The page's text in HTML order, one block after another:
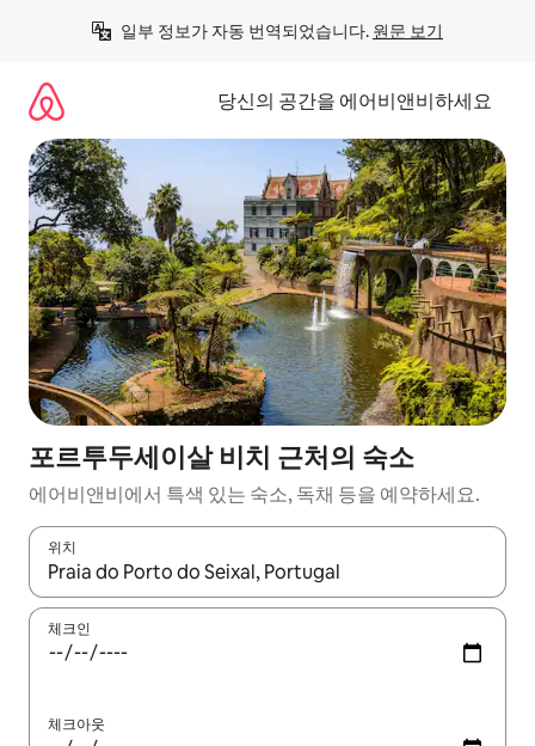
일부 정보가 자동 번역되었습니다. 원문 보기
당신의 공간을 에어비앤비하세요
포르투두세이살 비치 근처의 숙소
에어비앤비에서 특색 있는 숙소, 독채 등을 예약하세요.
위치
결과가 나오면 위·아래 화살표 키를 사용하거나 터치 또는 스와이
체크인
체크아웃